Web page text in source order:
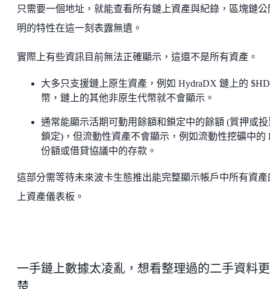
只需要一個地址，就能查看所有鏈上資產與紀錄，區塊鏈公
明的特性在這一刻表露無遺。
實際上有些資訊目前無法正確顯示，這還不是所有資產。
大多只支援鏈上原生資產，例如 HydraDX 鏈上的
幣，鏈上的其他非原生代幣就不會顯示。
通常能顯示活期可動用餘額和鎖定中的餘額 (質押或投
鎖定)，但流動性資產不會顯示，例如流動性挖礦中的
份額或借貸協議中的存款。
這部分需等待未來波卡生態推出能完整顯示帳戶中所有資產
上資產儀表板。
一手鏈上數據太凌亂，想看整理過的二手資料